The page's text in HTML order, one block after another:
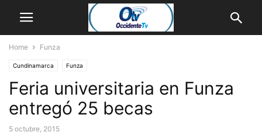
Home Funza
Cundinamarca Funza
Feria universitaria en Funza
entregó 25 becas
5 octubre, 2015